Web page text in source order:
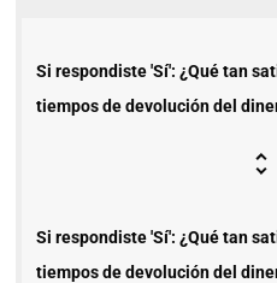
Si respondiste 'Sí': ¿Qué tan
tiempos de devolución del
Si respondiste 'Sí': ¿Qué tan
tiempos de devolución del